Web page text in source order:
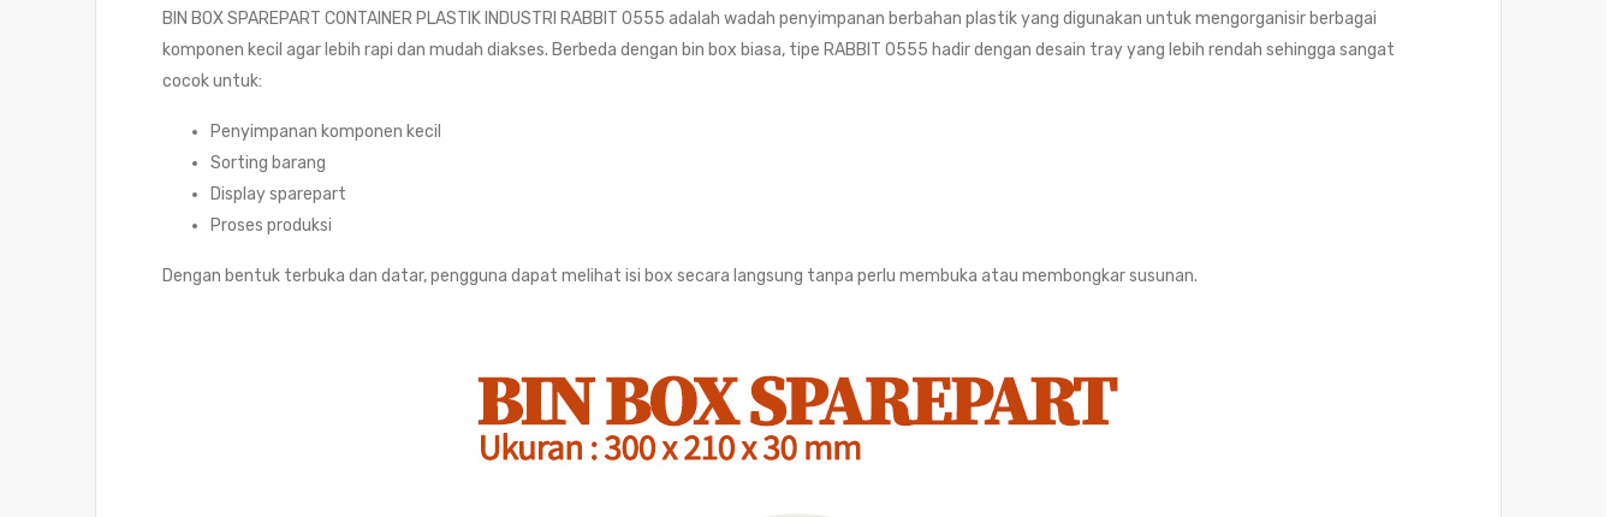
BIN BOX SPAREPART CONTAINER PLASTIK INDUSTRI RABBIT 0555 adalah wadah penyimpanan berbahan plastik yang digunakan untuk mengorganisir berbagai
komponen kecil agar lebih rapi dan mudah diakses. Berbeda dengan bin box biasa, tipe RABBIT 0555 hadir dengan desain tray yang lebih rendah sehingga sangat
cocok untuk:
Penyimpanan komponen kecil
Sorting barang
Display sparepart
Proses produksi
Dengan bentuk terbuka dan datar, pengguna dapat melihat isi box secara langsung tanpa perlu membuka atau membongkar susunan.